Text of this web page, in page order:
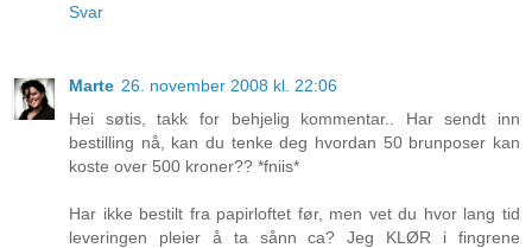
Svar
Marte 26. november 2008 kl. 22:06
Hei søtis, takk for behjelig kommentar.. Har sendt inn
bestilling nå, kan du tenke deg hvordan 50 brunposer kan
koste over 500 kroner?? *fniis*
Har ikke bestilt fra papirloftet før, men vet du hvor lang tid
leveringen pleier å ta sånn ca? Jeg KLØR i fingrene